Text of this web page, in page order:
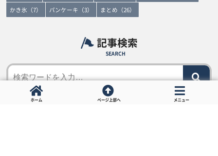
かき氷（7）
パンケーキ（3） まとめ（26）
記事検索
SEARCH
ホーム ページ上部へ メニュー